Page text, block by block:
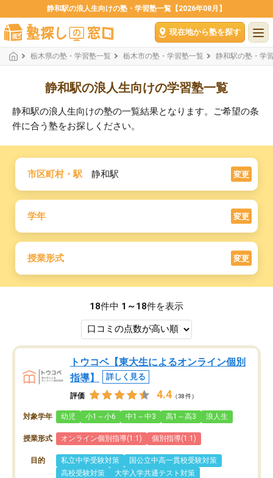
静和駅の浪人生向けの塾・学習塾一覧【2026年08月】
現在地から塾を探す
栃木県の塾・学習塾一覧 栃木市の塾・学習塾一覧 静和駅の塾・学
静和駅の浪人生向けの学習塾一覧
静和駅の浪人生向けの塾の一覧結果となります。ご希望の条
件に合う塾をお探しください。
市区町村・駅 静和駅 変更
学年 変更
授業形式 変更
18件中 1～18件を表示
トウコベ【東大生によるオンライン個別
指導】
詳しく見る
評価 4.4 （38件）
対象学年 幼児 小1～小6 中1～中3 高1～高3 浪人生
授業形式 オンライン個別指導(1:1) 個別指導(1:1)
目的 私立中学受験対策
国公立中高一貫校受験対策
高校受験対策
大学入学共通テスト対策